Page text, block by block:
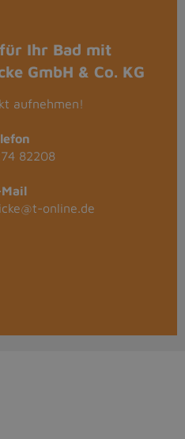
Ihr Bad mit
GmbH & Co. KG
aufnehmen!
82208
Mail
online.de